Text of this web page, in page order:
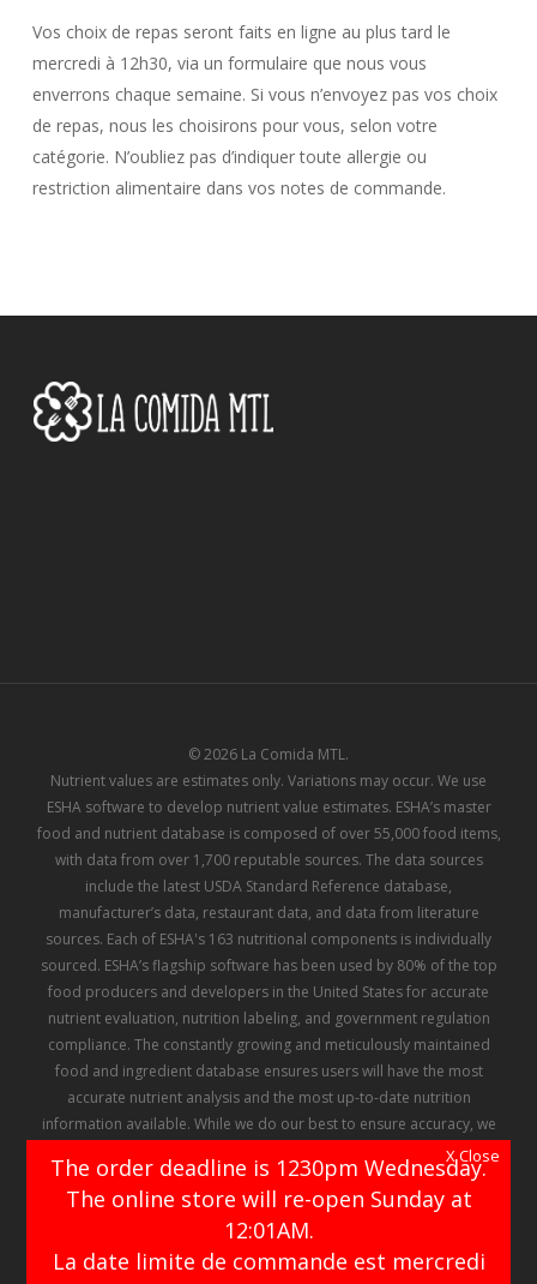
Vos choix de repas seront faits en ligne au plus tard le
mercredi à 12h30, via un formulaire que nous vous
enverrons chaque semaine. Si vous n’envoyez pas vos choix
de repas, nous les choisirons pour vous, selon votre
catégorie. N’oubliez pas d’indiquer toute allergie ou
restriction alimentaire dans vos notes de commande.
© 2026 La Comida MTL.
Nutrient values are estimates only. Variations may occur. We use
ESHA software to develop nutrient value estimates. ESHA’s master
food and nutrient database is composed of over 55,000 food items,
with data from over 1,700 reputable sources. The data sources
include the latest USDA Standard Reference database,
manufacturer’s data, restaurant data, and data from literature
sources. Each of ESHA's 163 nutritional components is individually
sourced. ESHA’s flagship software has been used by 80% of the top
food producers and developers in the United States for accurate
nutrient evaluation, nutrition labeling, and government regulation
compliance. The constantly growing and meticulously maintained
food and ingredient database ensures users will have the most
accurate nutrient analysis and the most up-to-date nutrition
information available. While we do our best to ensure accuracy, we
make no representation or warranty regarding the information
contained in ESHA's database, and there can be no assurance that
any of the information contained therein has not been, or will not be
changed or altered
X Close
The order deadline is 1230pm Wednesday.
The online store will re-open Sunday at
12:01AM.
La date limite de commande est mercredi